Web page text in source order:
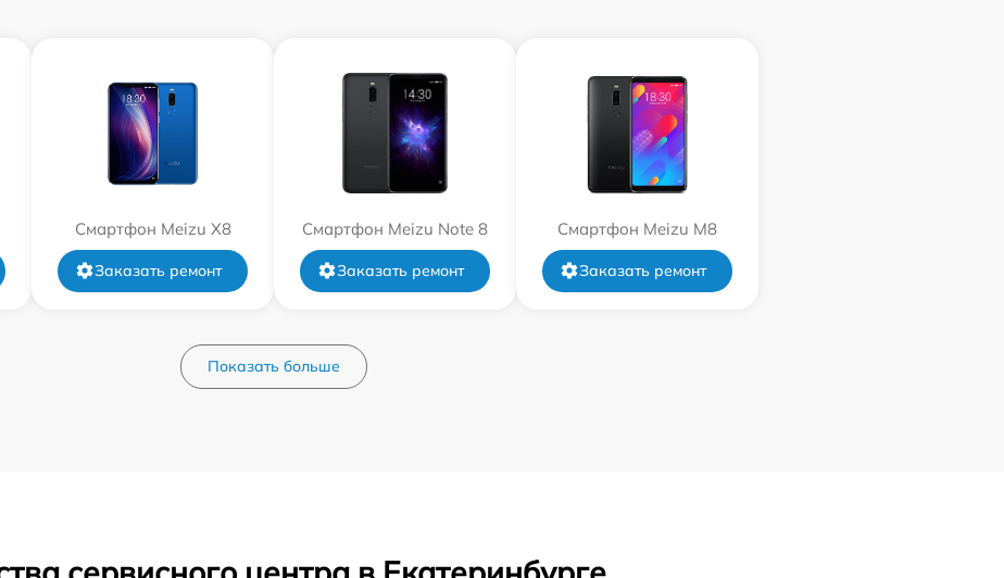
Смартфон Meizu X8
Заказать ремонт
Смартфон Meizu Note 8
Заказать ремонт
Смартфон Meizu M8
Заказать ремонт
Показать больше